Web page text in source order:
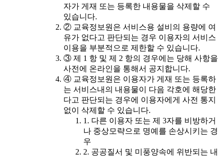
자가 게재 또는 등록한 내용물을 삭제할 수
있습니다.
② 교육정보원은 서비스용 설비의 용량에 여
유가 없다고 판단되는 경우 이용자의 서비스
이용을 부분적으로 제한할 수 있습니다.
③ 제 1 항 및 제 2 항의 경우에는 당해 사항을
사전에 온라인을 통해서 공지합니다.
④ 교육정보원은 이용자가 게재 또는 등록하
는 서비스내의 내용물이 다음 각호에 해당한
다고 판단되는 경우에 이용자에게 사전 통지
없이 삭제할 수 있습니다.
1. 다른 이용자 또는 제 3자를 비방하거
나 중상모략으로 명예를 손상시키는 경
우
2. 공공질서 및 미풍양속에 위반되는 내